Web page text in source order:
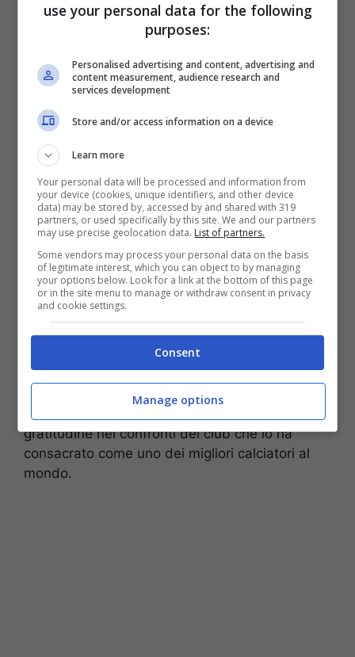
La prospettiva di Benzema (ANSA) StopandGoal.net
Il presidente Florentino Pérez ha sempre
manifestato grande stima nei confronti di
Benzema, definendolo uno dei migliori
attaccanti nella storia del club. Un eventuale
ritorno del francese potrebbe rafforzare
ulteriormente il legame tra passato e futuro del
Real Madrid, offrendo ai giovani talenti un
modello di riferimento sia dentro che fuori dal
campo.
In conclusione, le recenti dichiarazioni di Karim
Benzema lasciano intravedere la possibilità di
un futuro ritorno al Real Madrid in una nuova
veste. Sebbene al momento non ci siano
certezze sul suo ruolo post-ritiro, il desiderio
espresso dall’attaccante testimonia l’affetto e la
gratitudine nei confronti del club che lo ha
consacrato come uno dei migliori calciatori al
mondo.
use your personal data for the following
purposes:
Personalised advertising and content, advertising and
content measurement, audience research and
services development
Store and/or access information on a device
Learn more
Your personal data will be processed and information from
your device (cookies, unique identifiers, and other device
data) may be stored by, accessed by and shared with 319
partners, or used specifically by this site. We and our partners
may use precise geolocation data. List of partners.
Some vendors may process your personal data on the basis
of legitimate interest, which you can object to by managing
your options below. Look for a link at the bottom of this page
or in the site menu to manage or withdraw consent in privacy
and cookie settings.
Consent
Manage options